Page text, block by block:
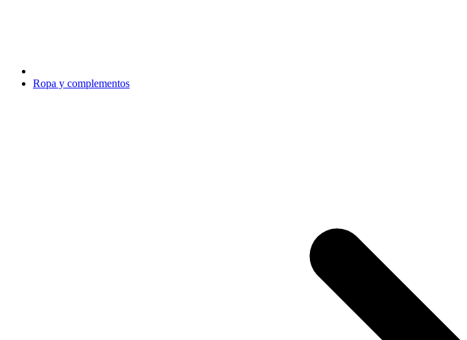
Ropa y complementos